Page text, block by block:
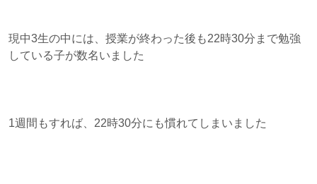
現中3生の中には、授業が終わった後も22時30分まで勉強
している子が数名いました
1週間もすれば、22時30分にも慣れてしまいました